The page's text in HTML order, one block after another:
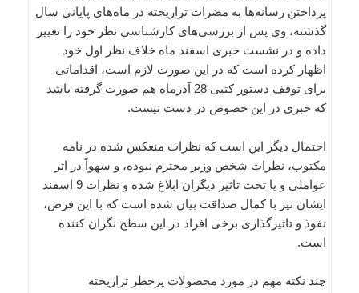
پرداختن رسانه‌ها به مضرات تراریخته در ماه‌های پایانی سال
گذشته، وی پس از بررسی‌های کارشناسی نظر خود را تغییر
داده و در نشست خبری اسفند ماه خلاف نظر اول خود
اظهار کرده است که در این صورت لازم است، اقداماتی
برای توقف دستور کتبی 28 آذرماه هم صورت گرفته باشد
که خبری در این خصوص در دست نیست.
احتمال دیگر این است که نظرات منعکس شده در نامه
مکتوب، نظرات شخص وزیر محترم نبوده، و سهواً در اثر
عواملی و یا تحت تاثیر دیگران ابلاغ شده و نظرات 9 اسفند
ایشان نیز با کمال صداقت بیان شده است که با این فرض،
نفوذ و تاثیرگذاری برخی افراد در این سطح نگران کننده
است.
چند نکته مهم در مورد محصولات پرخطر تراریخته